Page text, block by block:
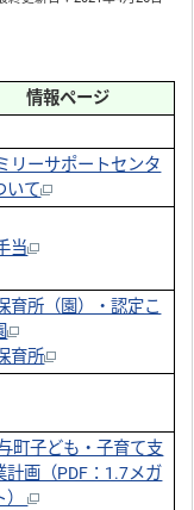
情報ページ
リーサポートセンタ
いて
当
育所（園）・認定こ
育所
町子ども・子育て支
計画（PDF：1.7メガ
）